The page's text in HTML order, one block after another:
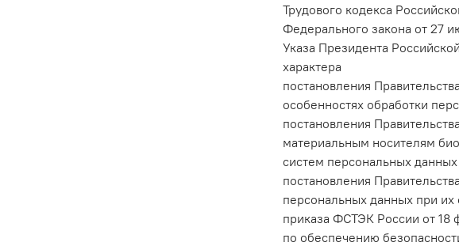
Трудового кодекса
Федерального закона от 27
Указа Президента
характера
постановления
особенностях обработки
постановления
материальным носителям
систем персональных данных
постановления
персональных данных при
приказа ФСТЭК России от 18
по обеспечению